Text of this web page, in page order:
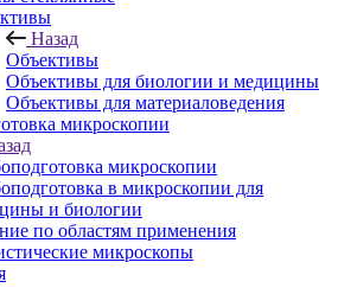
Назад
Объективы
Объективы для биологии и медицины
Объективы для материаловедения
микроскопии
микроскопии
в микроскопии для
и биологии
по областям применения
микроскопы